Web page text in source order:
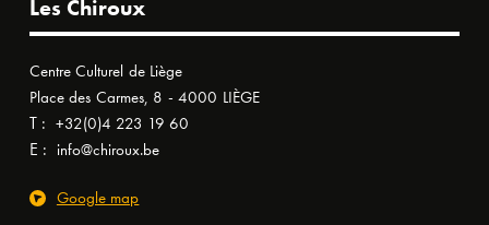
Les Chiroux
Centre Culturel de Liège
Place des Carmes, 8 - 4000 LIÈGE
T : +32(0)4 223 19 60
E : info@chiroux.be
Google map